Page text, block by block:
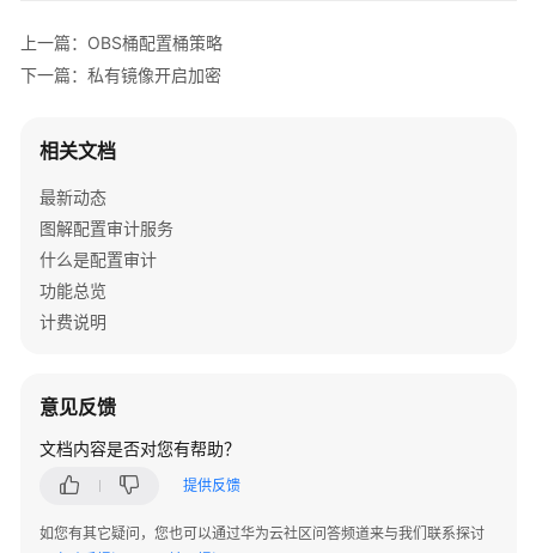
绍
入
门
用
户
指
南
源
单
源
上一篇：OBS桶配置桶策略
下一篇：私有镜像开启加密
相关文档
最新动态
图解配置审计服务
什么是配置审计
功能总览
计费说明
意见反馈
文档内容是否对您有帮助？
提供反馈
如您有其它疑问，您也可以通过华为云社区问答频道来与我们联系探讨